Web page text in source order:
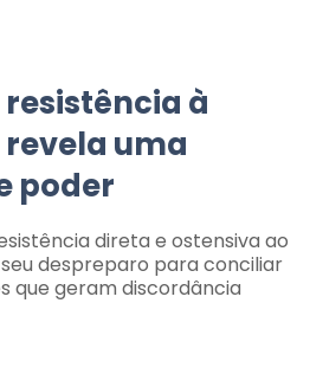
à
uma
poder
direta e ostensiva ao
despreparo para conciliar
que geram discordância